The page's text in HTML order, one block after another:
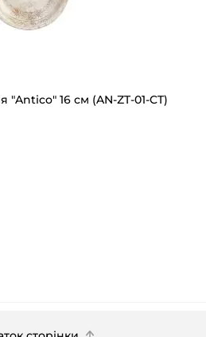
16 см (AN-ZT-01-CT)